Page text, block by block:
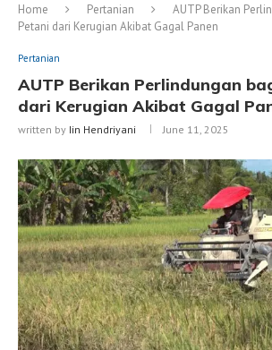
Home Pertanian
AUTP Berikan
Petani dari Kerugian Akibat Gagal Panen
Pertanian
AUTP Berikan Perlindungan
dari Kerugian Akibat Gagal
written by Iin Hendriyani June 11, 2025